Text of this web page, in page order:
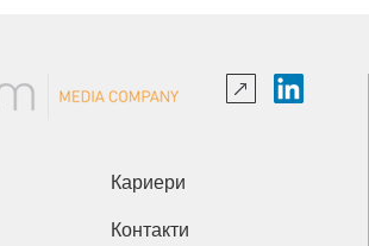
Кариери
Контакти